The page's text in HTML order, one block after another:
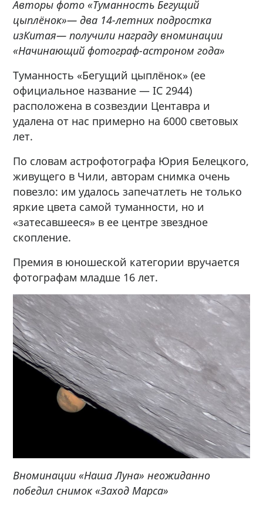
Авторы фото «Туманность Бегущий
цыплёнок»— два 14-летних подростка
изКитая— получили награду вноминации
«Начинающий фотограф-астроном года»
Туманность «Бегущий цыплёнок» (ее
официальное название — IC 2944)
расположена в созвездии Центавра и
удалена от нас примерно на 6000 световых
лет.
По словам астрофотографа Юрия Белецкого,
живущего в Чили, авторам снимка очень
повезло: им удалось запечатлеть не только
яркие цвета самой туманности, но и
«затесавшееся» в ее центре звездное
скопление.
Премия в юношеской категории вручается
фотографам младше 16 лет.
Вноминации «Наша Луна» неожиданно
победил снимок «Заход Марса»